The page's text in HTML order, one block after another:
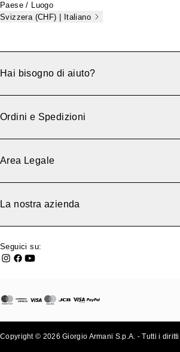
Paese / Luogo
Svizzera (CHF) | Italiano
Hai bisogno di aiuto?
Ordini e Spedizioni
Area Legale
La nostra azienda
Seguici su:
Copyright © 2026 Giorgio Armani S.p.A. - Tutti i